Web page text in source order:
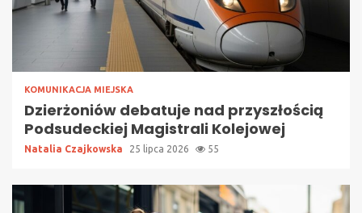
KOMUNIKACJA MIEJSKA
Dzierżoniów debatuje nad przyszłością
Podsudeckiej Magistrali Kolejowej
Natalia Czajkowska 25 lipca 2026 55